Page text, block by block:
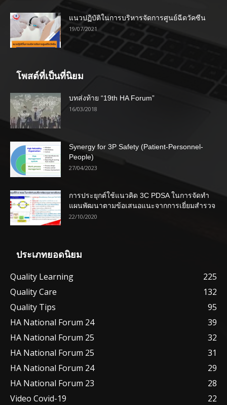
แนวปฏิบัติในการบริหารจัดการศูนย์ฉีดวัคซีน
19/07/2021
โพสต์ที่เป็นที่นิยม
บทส่งท้าย “19th HA Forum”
16/03/2018
Synergy for 3P Safety (Patient-Personnel-
People)
27/04/2023
การประยุกต์ใช้แนวคิด 3C PDSA ในการจัดทำ
แผนพัฒนาตามข้อเสนอแนะจากการเยี่ยมสำรวจ
22/10/2020
ประเภทยอดนิยม
Quality Learning
225
Quality Care
132
Quality Tips
95
HA National Forum 24
39
HA National Forum 25
32
HA National Forum 25
31
HA National Forum 24
29
HA National Forum 23
28
Video Covid-19
22